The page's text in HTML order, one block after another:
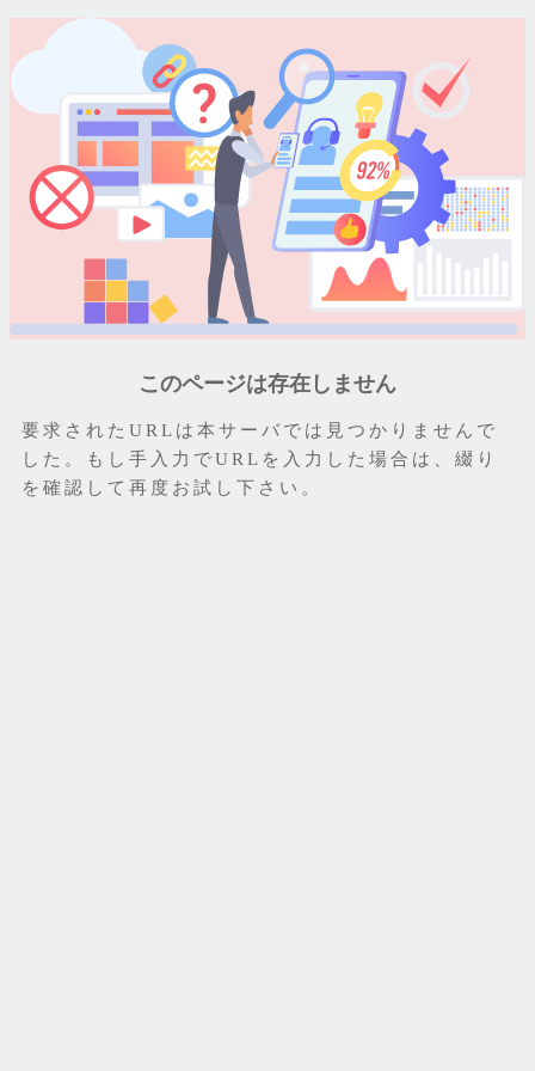
このページは存在しません
要求されたURLは本サーバでは見つかりませんで
した。もし手入力でURLを入力した場合は、綴り
を確認して再度お試し下さい。